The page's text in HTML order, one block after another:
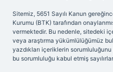
Sitemiz, 5651 Sayılı Kanun
Kurumu (BTK) tarafından
vermektedir. Bu nedenle, sitedeki
veya araştırma yükümlülüğümüz
yazdıkları içeriklerin
bu sorumluluğu kabul etmiş